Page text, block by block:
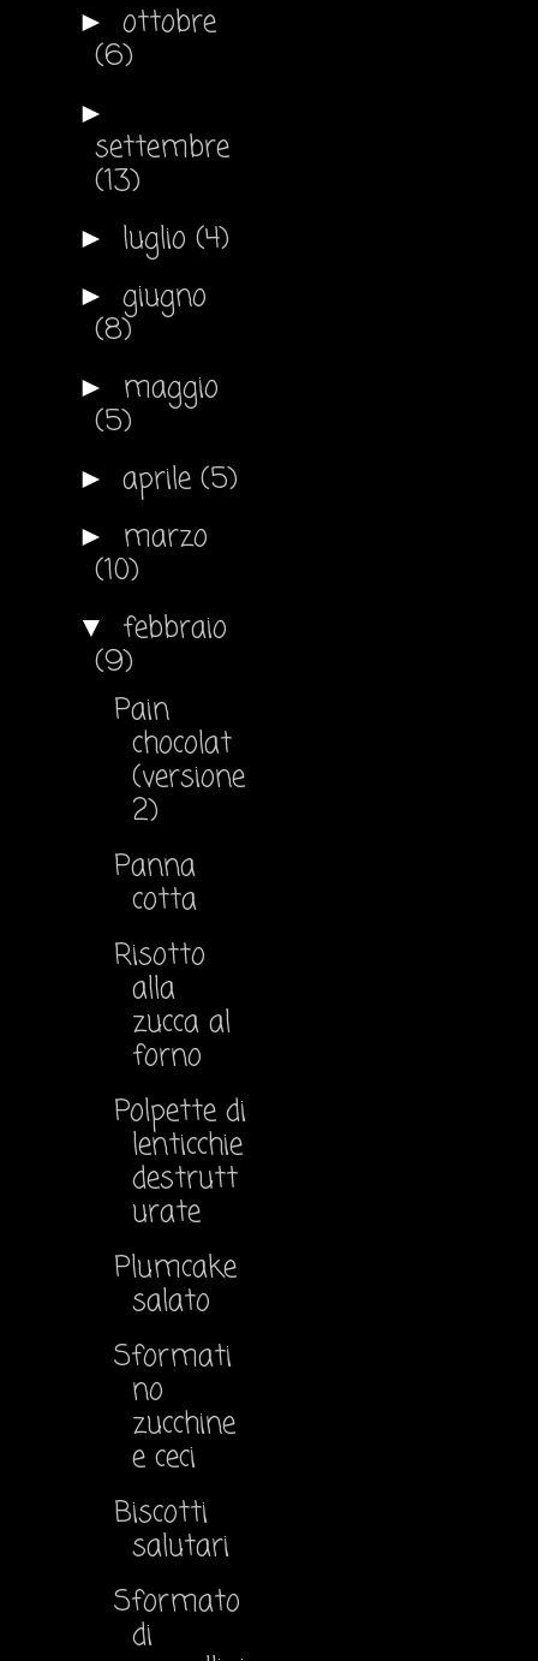
► ottobre
(6)
►
settembre
(13)
► luglio (4)
► giugno
(8)
► maggio
(5)
► aprile (5)
► marzo
(10)
▼ febbraio
(9)
Pain
chocolat
(versione
2)
Panna
cotta
Risotto
alla
zucca al
forno
Polpette di
lenticchie
destrutt
urate
Plumcake
salato
Sformati
no
zucchine
e ceci
Biscotti
salutari
Sformato
di